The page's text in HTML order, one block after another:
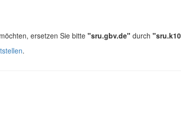
ersetzen Sie bitte "sru.gbv.de" durch
.